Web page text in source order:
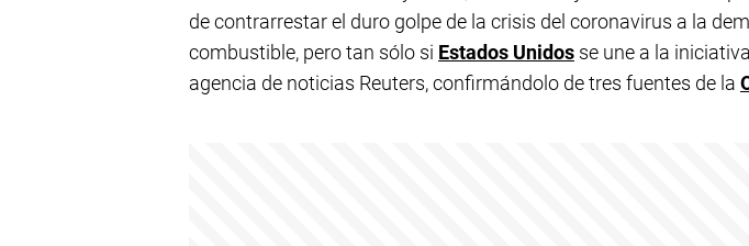
de contrarrestar el duro golpe de la crisis del coronavirus a la
combustible, pero tan sólo si Estados Unidos se une a la
agencia de noticias Reuters, confirmándolo de tres fuentes de la